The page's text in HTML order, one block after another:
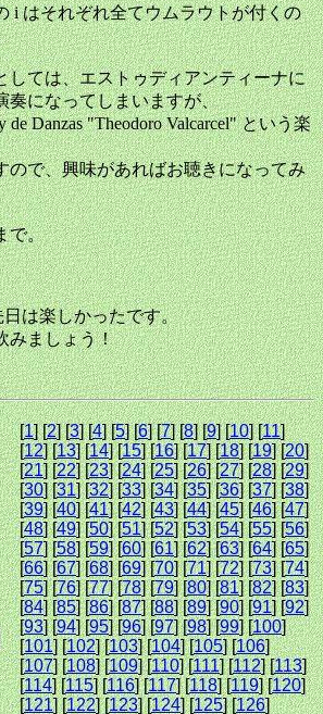
i はそれぞれ全てウムラウトが付くの
しては、エストゥディアンティーナに
奏になってしまいますが、
de Danzas "Theodoro Valcarcel" という楽
ので、興味があればお聴きになってみ
で。
日は楽しかったです。
みましょう！
[1] [2] [3] [4] [5] [6] [7] [8] [9] [10] [11]
[12] [13] [14] [15] [16] [17] [18] [19] [20]
[21] [22] [23] [24] [25] [26] [27] [28] [29]
[30] [31] [32] [33] [34] [35] [36] [37] [38]
[39] [40] [41] [42] [43] [44] [45] [46] [47]
[48] [49] [50] [51] [52] [53] [54] [55] [56]
[57] [58] [59] [60] [61] [62] [63] [64] [65]
[66] [67] [68] [69] [70] [71] [72] [73] [74]
[75] [76] [77] [78] [79] [80] [81] [82] [83]
[84] [85] [86] [87] [88] [89] [90] [91] [92]
[93] [94] [95] [96] [97] [98] [99] [100]
[101] [102] [103] [104] [105] [106]
[107] [108] [109] [110] [111] [112] [113]
[114] [115] [116] [117] [118] [119] [120]
[121] [122] [123] [124] [125] [126]